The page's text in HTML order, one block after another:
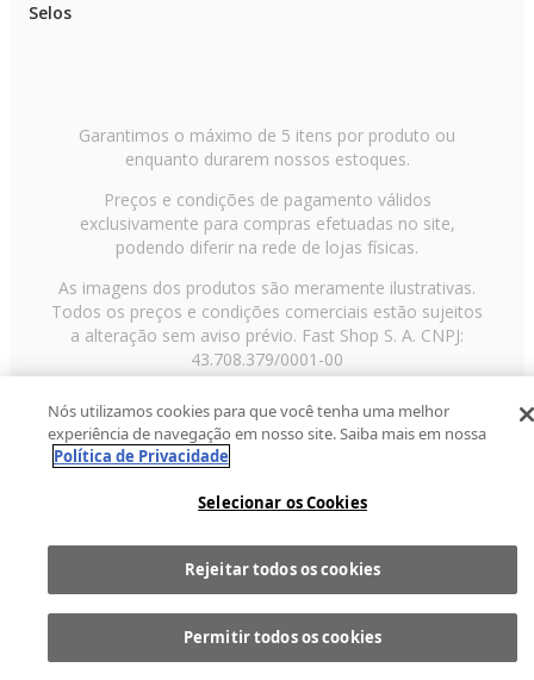
Comprar
Selos
Garantimos o máximo de 5 itens por produto ou
enquanto durarem nossos estoques.
Preços e condições de pagamento válidos
exclusivamente para compras efetuadas no site,
podendo diferir na rede de lojas físicas.
As imagens dos produtos são meramente ilustrativas.
Todos os preços e condições comerciais estão sujeitos
a alteração sem aviso prévio. Fast Shop S. A. CNPJ:
43.708.379/0001-00
Avenida Zaki Narchi, nº 1650, sobreloja, Carandiru, São
Paulo/SP, CEP 02029-001, Telefone: 11 3003-3728 ©
2013 Fast Shop - Todos os direitos reservadosRF
Nós utilizamos cookies para que você tenha uma melhor
experiência de navegação em nosso site. Saiba mais em nossa
Política de Privacidade
Selecionar os Cookies
Rejeitar todos os cookies
Permitir todos os cookies